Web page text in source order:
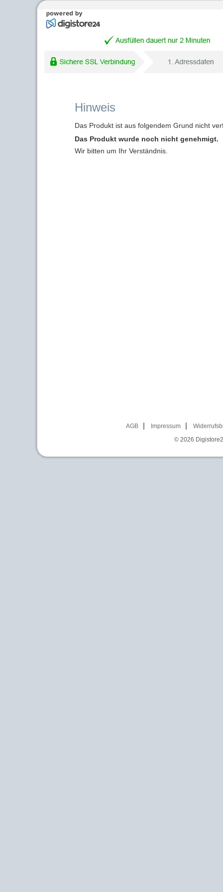
Hinweis
Das Produkt ist aus folgendem Grund nicht
Das Produkt wurde noch nicht genehmigt.
Wir bitten um Ihr Verständnis.
AGB Impressum
© 2026